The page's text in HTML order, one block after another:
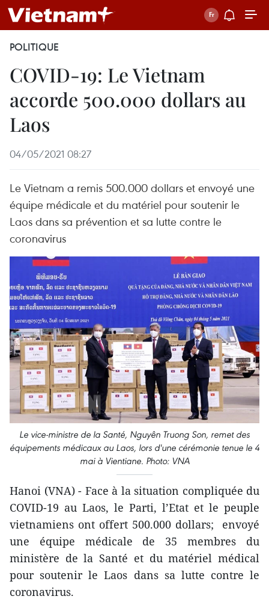
POLITIQUE
COVID-19: Le Vietnam
accorde 500.000 dollars au
Laos
04/05/2021 08:27
Le Vietnam a remis 500.000 dollars et envoyé une
équipe médicale et du matériel pour soutenir le
Laos dans sa prévention et sa lutte contre le
coronavirus
Le vice-ministre de la Santé, Nguyên Truong Son, remet des
équipements médicaux au Laos, lors d'une cérémonie tenue le 4
mai à Vientiane. Photo: VNA
Hanoi (VNA) - Face à la situation compliquée du
COVID-19 au Laos, le Parti, l’Etat et le peuple
vietnamiens ont offert 500.000 dollars; envoyé
une équipe médicale de 35 membres du
ministère de la Santé et du matériel médical
pour soutenir le Laos dans sa lutte contre le
coronavirus.